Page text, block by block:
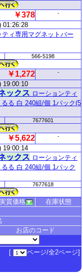
￥378 -
01:26:28
ティ専用マグネットバー
566-5198
￥1,272 -
19:00:10
ックス ローションティ
る 白 240組/個 1パック(5
7677601
￥5,622 -
19:00:14
ックス ローションティ
る 白 240組/個 1パック
7677618
質価格
在庫状態
お店のコード
[ ページ/全2ページ]